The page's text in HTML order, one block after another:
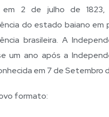
em 2 de julho de 1823,
do estado baiano em
brasileira. A
um ano após a
em 7 de Setembro
formato: